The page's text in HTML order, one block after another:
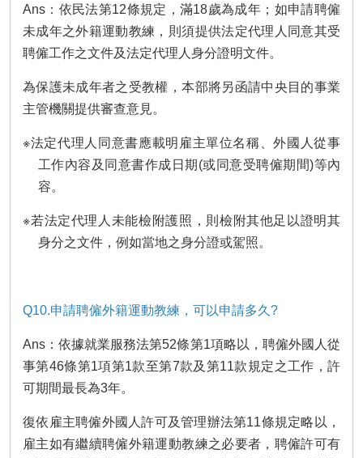
Ans：依民法第12條規定，滿18歲為成年；如申請聘僱
未成年之外籍運動教練，則須提供法定代理人同意其受
聘僱工作之文件及法定代理人身分證明文件。
為保護未成年者之受教權，本部將另函請中央目的事業
主管機關提供審查意見。
※法定代理人同意書應載明雇主單位名稱、外國人從事
工作內容及同意書作成日期(或同意受聘僱期間)等內
容。
※若法定代理人未能檢附護照，則檢附其他足以證明其
身分之文件，例如當地之身分證或駕照。
Q10.申請聘僱外籍運動教練，可以申請多久?
Ans：依據就業服務法第52條第1項略以，聘僱外國人從
事第46條第1項第1款至第7款及第11款規定之工作，許
可期間最長為3年。
復依雇主聘僱外國人許可及管理辦法第11條規定略以，
雇主如有繼續聘僱外籍運動教練之必要者，聘僱許可有